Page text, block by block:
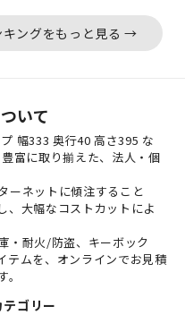
キングをもっと見る →
いて
幅333 奥行40 高さ395 な
富に取り揃えた、法人・個
ーネットに傾注すること
、大幅なコストカットによ
・耐火/防盗、キーボック
テムを、オンラインでお見積
ゴリー